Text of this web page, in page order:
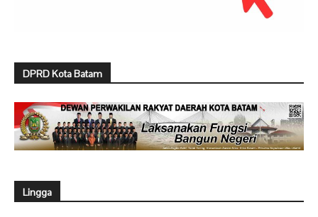
DPRD Kota Batam
Lingga